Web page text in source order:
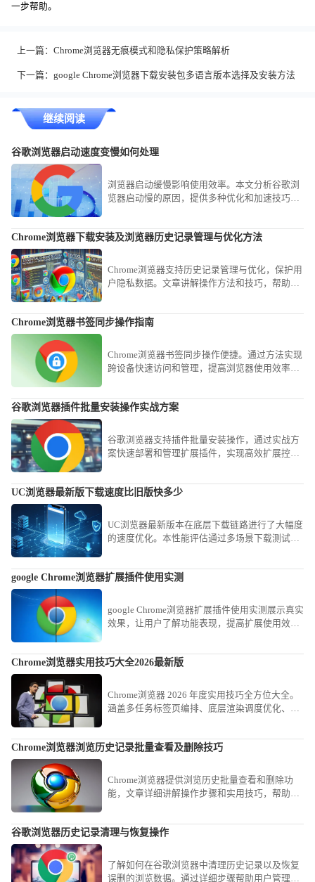
一步帮助。
上一篇： Chrome浏览器无痕模式和隐私保护策略解析
下一篇： google Chrome浏览器下载安装包多语言版本选择及安装方法
继续阅读
谷歌浏览器启动速度变慢如何处理
浏览器启动缓慢影响使用效率。本文分析谷歌浏
览器启动慢的原因，提供多种优化和加速技巧，
Chrome浏览器下载安装及浏览器历史记录管理与优化方法
Chrome浏览器支持历史记录管理与优化，保护用
户隐私数据。文章讲解操作方法和技巧，帮助用
Chrome浏览器书签同步操作指南
Chrome浏览器书签同步操作便捷。通过方法实现
跨设备快速访问和管理，提高浏览器使用效率和
谷歌浏览器插件批量安装操作实战方案
谷歌浏览器支持插件批量安装操作，通过实战方
案快速部署和管理扩展插件，实现高效扩展控制
UC浏览器最新版下载速度比旧版快多少
UC浏览器最新版本在底层下载链路进行了大幅度
的速度优化。本性能评估通过多场景下载测试，
您的文件获取等待时间。
google Chrome浏览器扩展插件使用实测
google Chrome浏览器扩展插件使用实测展示真实
效果，让用户了解功能表现，提高扩展使用效
Chrome浏览器实用技巧大全2026最新版
Chrome浏览器 2026 年度实用技巧全方位大全。
涵盖多任务标签页编排、底层渲染调度优化、高
办公的全面生产力跃升。
Chrome浏览器浏览历史记录批量查看及删除技巧
Chrome浏览器提供浏览历史批量查看和删除功
能，文章详细讲解操作步骤和实用技巧，帮助用
谷歌浏览器历史记录清理与恢复操作
了解如何在谷歌浏览器中清理历史记录以及恢复
误删的浏览数据。通过详细步骤帮助用户管理浏